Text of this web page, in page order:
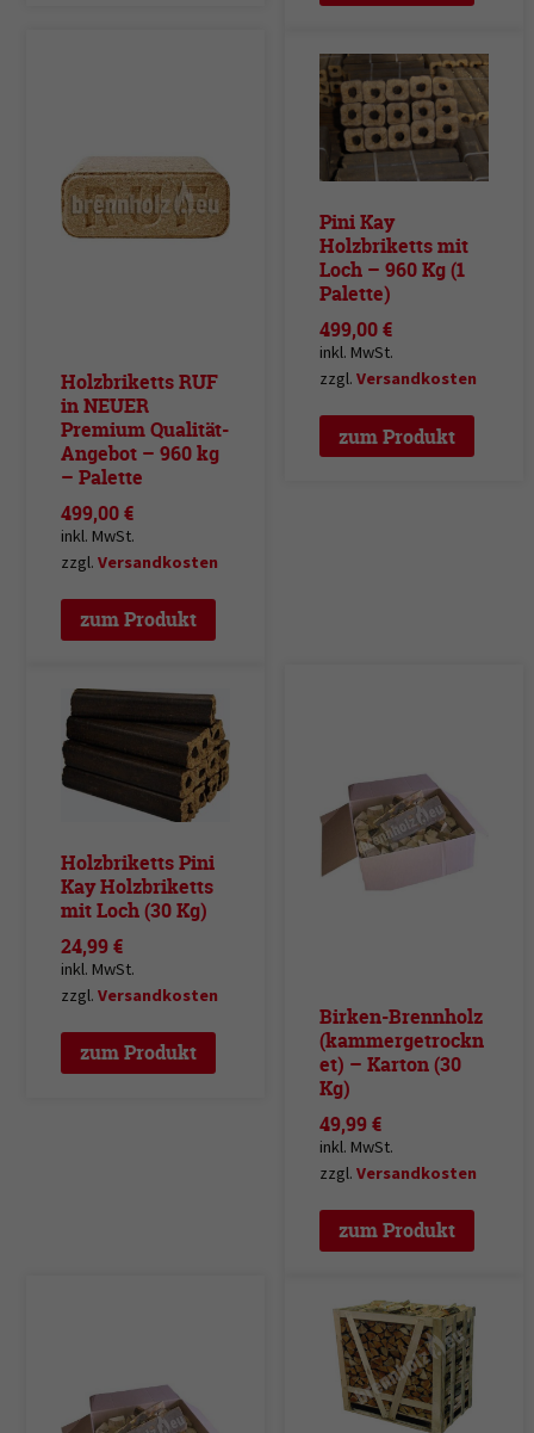
Holzbriketts RUF
in NEUER
Premium Qualität-
Angebot – 960 kg
– Palette
499,00€
inkl. MwSt.
zzgl.Versandkosten
zum Produkt
Pini Kay
Holzbriketts mit
Loch – 960 Kg (1
Palette)
499,00€
inkl. MwSt.
zzgl. Versandkosten
zum Produkt
Holzbriketts Pini
Kay Holzbriketts
mit Loch (30 Kg)
24,99€
inkl. MwSt.
zzgl.Versandkosten
zum Produkt
Birken-Brennholz
(kammergetrockn
et) – Karton (30
Kg)
49,99€
inkl. MwSt.
zzgl. Versandkosten
zum Produkt